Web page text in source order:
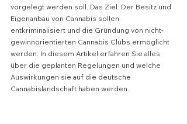
vorgelegt werden soll. Das Ziel: Der Besitz und
Eigenanbau von Cannabis sollen
entkriminalisiert und die Gründung von nicht-
gewinnorientierten Cannabis Clubs ermöglicht
werden. In diesem Artikel erfahren Sie alles
über die geplanten Regelungen und welche
Auswirkungen sie auf die deutsche
Cannabislandschaft haben werden.